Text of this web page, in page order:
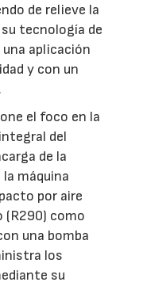
de relieve la
tecnología de
aplicación
y con un
el foco en la
del
de la
máquina
por aire
(R290) como
una bomba
los
su